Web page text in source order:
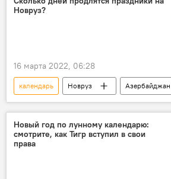
Новруз?
16 марта 2022, 06:28
календарь Новруз
Азербайджан
праздник
выходные
Нерабочие дни
Новый год по лунному календарю:
смотрите, как Тигр вступил в свои
права